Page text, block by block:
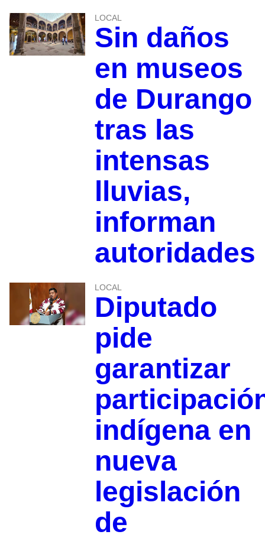
LOCAL
Sin daños
en museos
de Durango
tras las
intensas
lluvias,
informan
autoridades
LOCAL
Diputado
pide
garantizar
indígena en
nueva
legislación
de